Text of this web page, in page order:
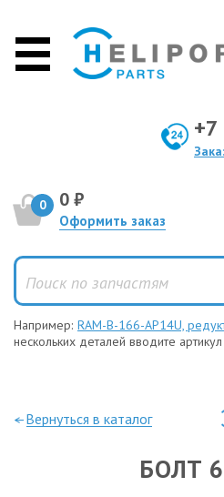
0 0 ₽
Оформить заказ
Например: RAM-B-166-AP14U,
нескольких деталей вводите
—Вернуться в каталог
БОЛТ